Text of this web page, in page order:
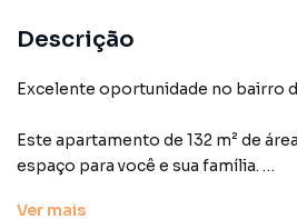
Descrição
Excelente oportunidade no bairro
Este apartamento de 132 m² de
espaço para você e sua família.
Ver mais